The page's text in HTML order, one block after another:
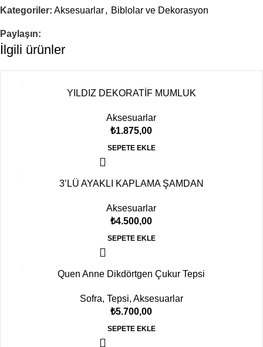
Kategoriler: Aksesuarlar, Biblolar ve Dekorasyon
Paylaşın:
İlgili ürünler
YILDIZ DEKORATİF MUMLUK
Aksesuarlar
₺1.875,00
SEPETE EKLE
3’LÜ AYAKLI KAPLAMA ŞAMDAN
Aksesuarlar
₺4.500,00
SEPETE EKLE
Quen Anne Dikdörtgen Çukur Tepsi
Sofra, Tepsi, Aksesuarlar
₺5.700,00
SEPETE EKLE